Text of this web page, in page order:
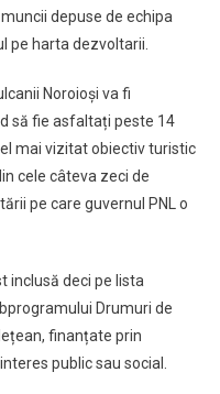
depuse de echipa
pe harta dezvoltarii.
Noroioși va fi
să fie asfaltați peste 14
mai vizitat obiectiv turistic
cele câteva zeci de
pe care guvernul PNL o
inclusă deci pe lista
Drumuri de
finanțate prin
public sau social.